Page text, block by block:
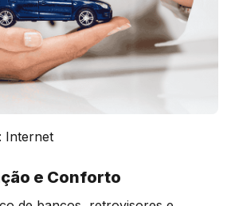
Internet
e Conforto